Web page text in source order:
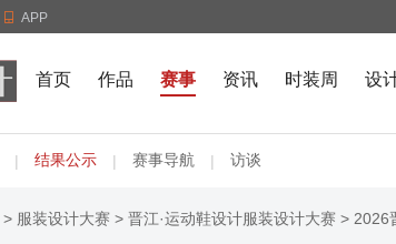
 APP
首页 作品 赛事 资讯 时装周 设
| 结果公示 | 赛事导航 | 访谈
> 服装设计大赛 > 晋江·运动鞋设计服装设计大赛 > 2026